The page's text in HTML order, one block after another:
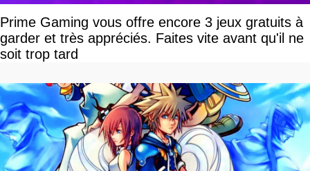
Prime Gaming vous offre encore 3 jeux gratuits à
garder et très appréciés. Faites vite avant qu'il ne
soit trop tard